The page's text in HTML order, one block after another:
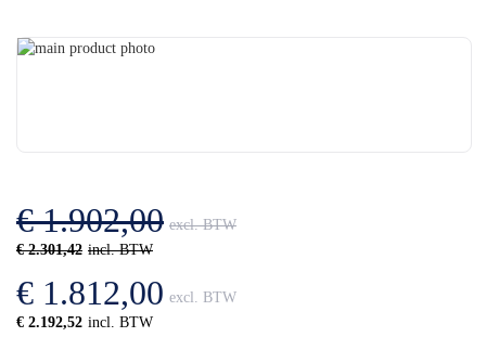
Ga
gallerij
€ 2.301,42
€ 1.902,00
€ 2.192,52
€ 1.812,00